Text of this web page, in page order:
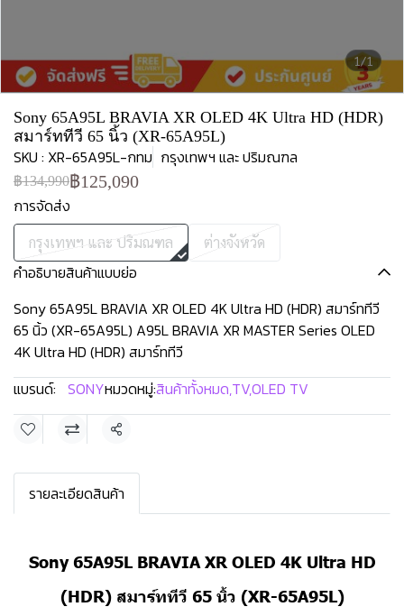
1/1
Sony 65A95L BRAVIA XR OLED 4K Ultra HD (HDR)
สมาร์ททีวี 65 นิ้ว (XR-65A95L)
SKU : XR-65A95L-กทม กรุงเทพฯ และ ปริมณฑล
฿134,990฿125,090
การจัดส่ง
กรุงเทพฯ และ ปริมณฑล ต่างจังหวัด
คำอธิบายสินค้าแบบย่อ
Sony 65A95L BRAVIA XR OLED 4K Ultra HD (HDR) สมาร์ททีวี
65 นิ้ว (XR-65A95L) A95L BRAVIA XR MASTER Series OLED
4K Ultra HD (HDR) สมาร์ททีวี
แบรนด์: SONYหมวดหมู่:สินค้าทั้งหมด,TV,OLED TV
แชร์
รายละเอียดสินค้า
Sony 65A95L BRAVIA XR OLED 4K Ultra HD
(HDR) สมาร์ททีวี 65 นิ้ว (XR-65A95L)